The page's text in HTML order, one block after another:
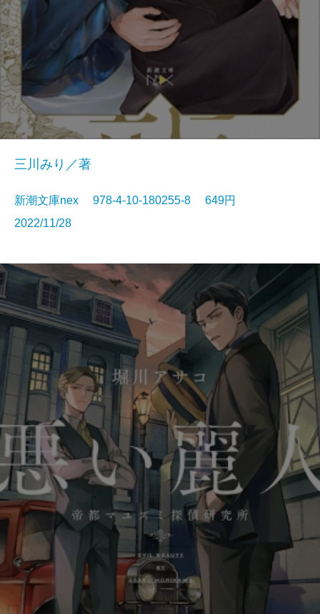
三川みり／著
新潮文庫nex 978-4-10-180255-8 649円
2022/11/28